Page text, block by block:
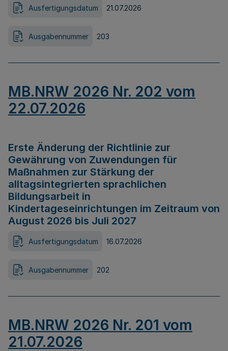
Ausfertigungsdatum 21.07.2026
Ausgabennummer 203
MB.NRW 2026 Nr. 202 vom
22.07.2026
Erste Änderung der Richtlinie zur
Gewährung von Zuwendungen für
Maßnahmen zur Stärkung der
alltagsintegrierten sprachlichen
Bildungsarbeit in
Kindertageseinrichtungen im Zeitraum von
August 2026 bis Juli 2027
Ausfertigungsdatum 16.07.2026
Ausgabennummer 202
MB.NRW 2026 Nr. 201 vom
21.07.2026